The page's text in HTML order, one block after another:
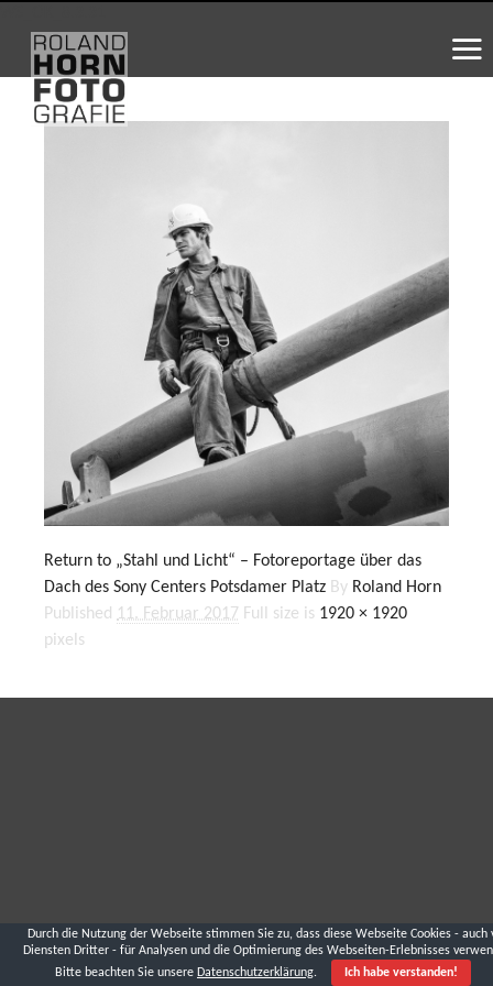
Return to „Stahl und Licht“ – Fotoreportage über das
Dach des Sony Centers Potsdamer Platz By Roland Horn
Published 11. Februar 2017 Full size is 1920 × 1920
pixels
Durch die Nutzung der Webseite stimmen Sie zu, dass diese Webseite Cookies - auch
Diensten Dritter - für Analysen und die Optimierung des Webseiten-Erlebnisses
Bitte beachten Sie unsere Datenschutzerklärung. Ich habe verstanden!